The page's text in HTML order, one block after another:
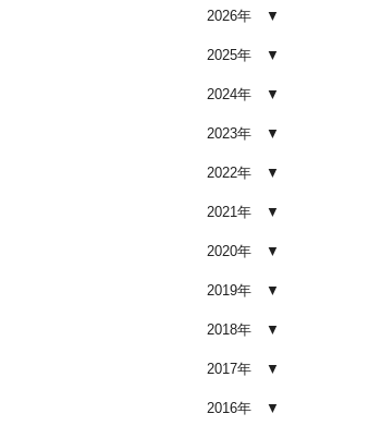
共通点｜やってはいけな
2026.02.03
車内クリーニング業者の
つのポイント
2026.02.02
果を感じない人が見落と
つの原因
自分でできる？プロに頼
2026.01.05
【2026年版】車内の臭い
2026年
2025年
2024年
2023年
2022年
2021年
2020年
2019年
2018年
2017年
2016年